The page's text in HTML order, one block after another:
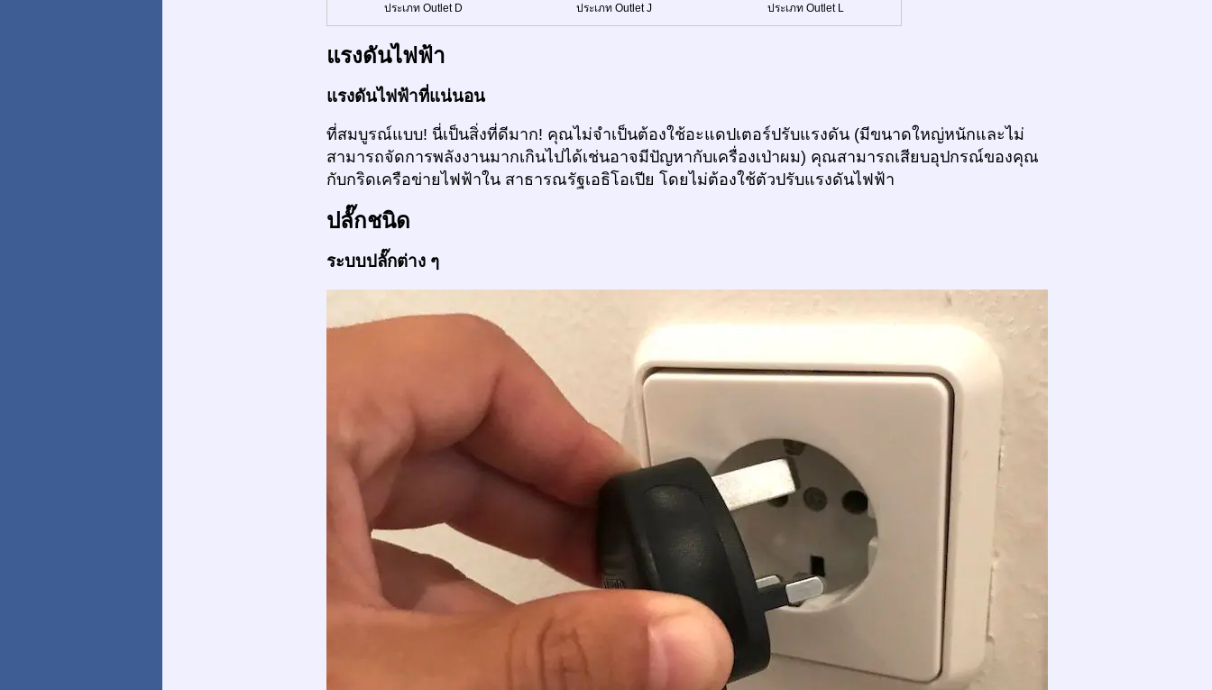
ประเภท Outlet D ประเภท Outlet J ประเภท Outlet L
แรงดันไฟฟ้า
แรงดันไฟฟ้าที่แน่นอน
ที่สมบูรณ์แบบ! นี่เป็นสิ่งที่ดีมาก! คุณไม่จำเป็นต้องใช้อะแดปเตอร์ปรับแรงดัน (มีขนาดใหญ่หนักและไม่
สามารถจัดการพลังงานมากเกินไปได้เช่นอาจมีปัญหากับเครื่องเป่าผม) คุณสามารถเสียบอุปกรณ์ของคุณ
กับกริดเครือข่ายไฟฟ้าใน สาธารณรัฐเอธิโอเปีย โดยไม่ต้องใช้ตัวปรับแรงดันไฟฟ้า
ปลั๊กชนิด
ระบบปลั๊กต่าง ๆ